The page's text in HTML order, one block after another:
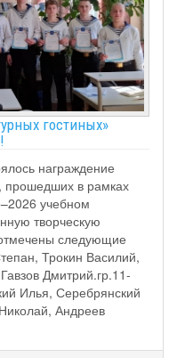
гостиных»
награждение
прошедших в рамках
учебном
творческую
следующие
Трокин Василий,
Дмитрий.гр.11-
Илья, Серебрянский
Андреев